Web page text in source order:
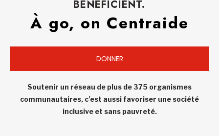
BÉNÉFICIENT.
À go, on Centraide
DONNER
Soutenir un réseau de plus de 375 organismes
communautaires, c’est aussi favoriser une société
inclusive et sans pauvreté.